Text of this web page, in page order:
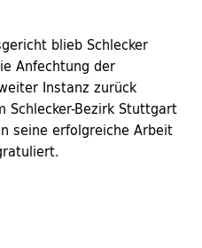
blieb Schlecker
Anfechtung der
Instanz zurück
Bezirk Stuttgart
seine erfolgreiche Arbeit